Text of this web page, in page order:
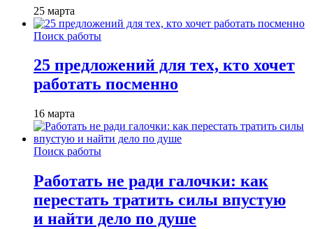
25 марта
Поиск работы
25 предложений для тех, кто хочет
работать посменно
16 марта
Поиск работы
Работать не ради галочки: как
перестать тратить силы впустую
и найти дело по душе